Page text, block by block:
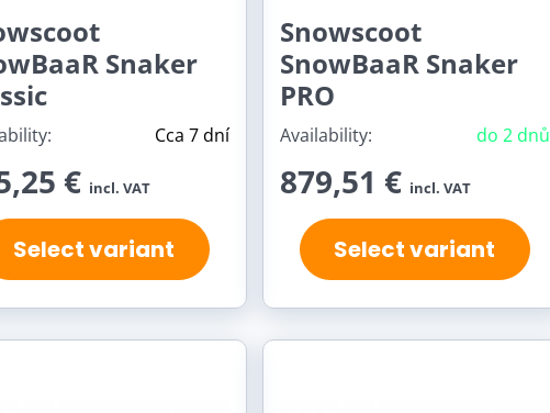
Snaker
Cca 7 dní
€ incl. VAT
Select variant
Snowscoot
SnowBaaR Snaker
PRO
Availability: do 2 dnů
879,51 € incl. VAT
Select variant